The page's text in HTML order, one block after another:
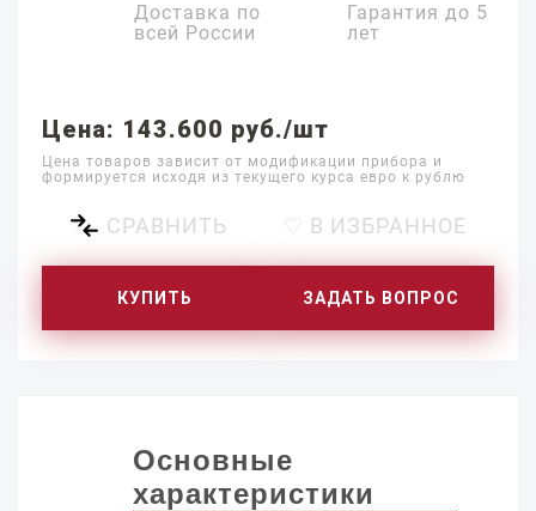
Доставка по
всей России
Гарантия до 5
лет
Цена: 143.600 руб./шт
Цена товаров зависит от модификации прибора и
формируется исходя из текущего курса евро к рублю
СРАВНИТЬ ♡ В ИЗБРАННОЕ
КУПИТЬ ЗАДАТЬ ВОПРОС
Основные
характеристики